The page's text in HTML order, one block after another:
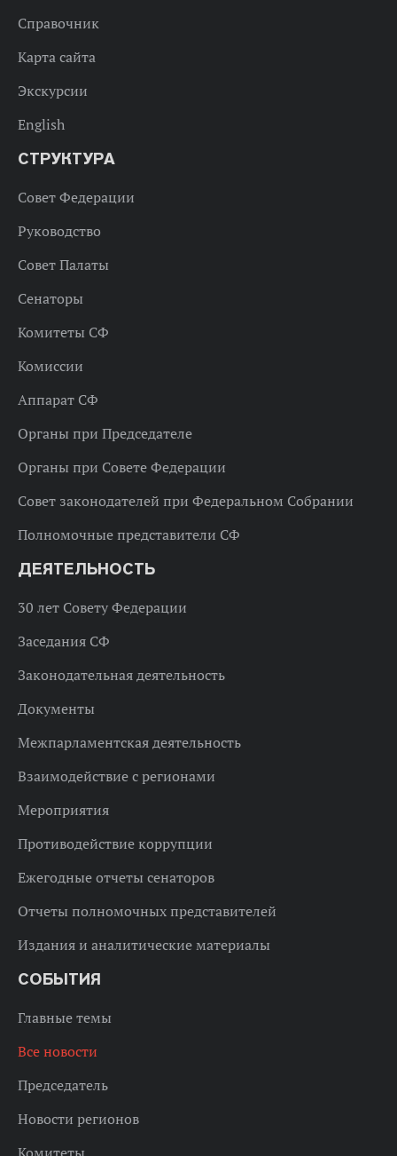
Справочник
Карта сайта
Экскурсии
English
СТРУКТУРА
Совет Федерации
Руководство
Совет Палаты
Сенаторы
Комитеты СФ
Комиссии
Аппарат СФ
Органы при Председателе
Органы при Совете Федерации
Совет законодателей при Федеральном Собрании
Полномочные представители СФ
ДЕЯТЕЛЬНОСТЬ
30 лет Совету Федерации
Заседания СФ
Законодательная деятельность
Документы
Межпарламентская деятельность
Взаимодействие с регионами
Мероприятия
Противодействие коррупции
Ежегодные отчеты сенаторов
Отчеты полномочных представителей
Издания и аналитические материалы
СОБЫТИЯ
Главные темы
Все новости
Председатель
Новости регионов